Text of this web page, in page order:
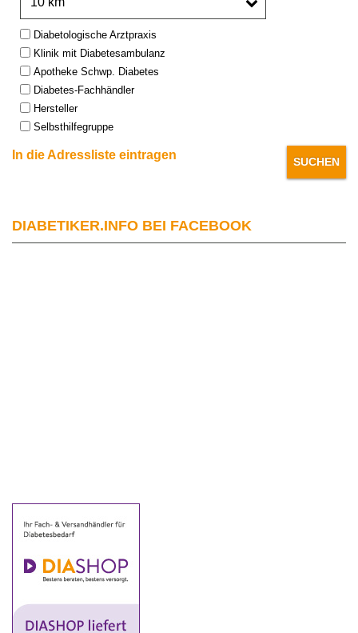
Type:Diabetologische Arztpraxis
Klinik mit Diabetesambulanz
Apotheke Schwp. Diabetes
Diabetes-Fachhändler
Hersteller
Selbsthilfegruppe
In die Adressliste eintragen
DIABETIKER.INFO BEI FACEBOOK